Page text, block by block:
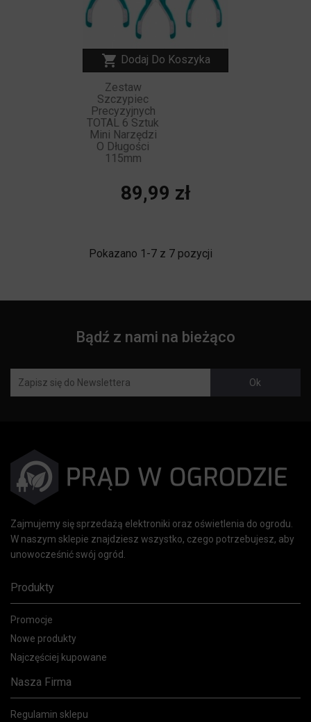
 Dodaj Do Koszyka
Zestaw
Szczypiec
Precyzyjnych
TOTAL 6 Sztuk
Mini Narzędzi
O Długości
115mm
Cena
89,99 zł
Pokazano 1-7 z 7 pozycji
Bądź z nami na bieżąco
Zajmujemy się sprzedażą elektroniki oraz oświetlenia do ogrodu.
W naszym sklepie znajdziesz wszystko, czego potrzebujesz, aby
unowocześnić swój ogród.
Produkty
Promocje
Nowe produkty
Najczęściej kupowane
Nasza Firma
Regulamin sklepu